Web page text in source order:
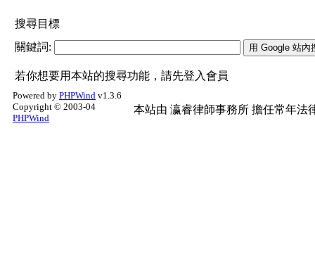
搜尋目標
關鍵詞:
若你想要用本站的搜尋功能，請先登入會員
Powered by PHPWind v1.3.6
Copyright © 2003-04
PHPWind
本站由 瀛睿律師事務所 擔任常年法